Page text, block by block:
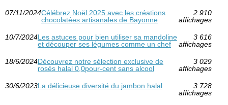
07/11/2024Célébrez Noël 2025 avec les créations
chocolatées artisanales de Bayonne
2 910
affichages
10/7/2024Les astuces pour bien utiliser sa mandoline
et découper ses légumes comme un chef
3 616
affichages
18/6/2024Découvrez notre sélection exclusive de
rosés halal 0,0pour-cent sans alcool
3 029
affichages
30/6/2023La délicieuse diversité du jambon halal
3 728
affichages